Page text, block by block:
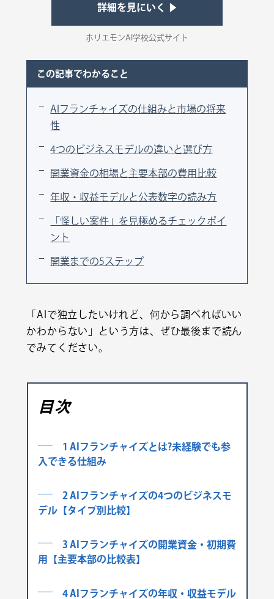
詳細を見にいく ▶
ホリエモンAI学校公式サイト
この記事でわかること
AIフランチャイズの仕組みと市場の将来
性
4つのビジネスモデルの違いと選び方
開業資金の相場と主要本部の費用比較
年収・収益モデルと公表数字の読み方
「怪しい案件」を見極めるチェックポイ
ント
開業までの5ステップ
「AIで独立したいけれど、何から調べればいい
かわからない」という方は、ぜひ最後まで読ん
でみてください。
目次
1 AIフランチャイズとは?未経験でも参
入できる仕組み
2 AIフランチャイズの4つのビジネスモ
デル【タイプ別比較】
3 AIフランチャイズの開業資金・初期費
用【主要本部の比較表】
4 AIフランチャイズの年収・収益モデル